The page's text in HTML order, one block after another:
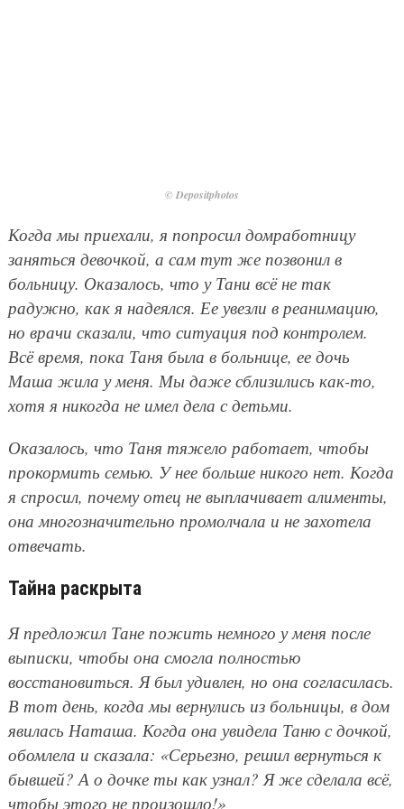
© Depositphotos
Когда мы приехали, я попросил домработницу
заняться девочкой, а сам тут же позвонил в
больницу. Оказалось, что у Тани всё не так
радужно, как я надеялся. Ее увезли в реанимацию,
но врачи сказали, что ситуация под контролем.
Всё время, пока Таня была в больнице, ее дочь
Маша жила у меня. Мы даже сблизились как-то,
хотя я никогда не имел дела с детьми.
Оказалось, что Таня тяжело работает, чтобы
прокормить семью. У нее больше никого нет. Когда
я спросил, почему отец не выплачивает алименты,
она многозначительно промолчала и не захотела
отвечать.
Тайна раскрыта
Я предложил Тане пожить немного у меня после
выписки, чтобы она смогла полностью
восстановиться. Я был удивлен, но она согласилась.
В тот день, когда мы вернулись из больницы, в дом
явилась Наташа. Когда она увидела Таню с дочкой,
обомлела и сказала: «Серьезно, решил вернуться к
бывшей? А о дочке ты как узнал? Я же сделала всё,
чтобы этого не произошло!»